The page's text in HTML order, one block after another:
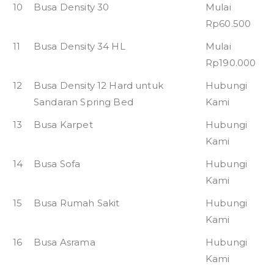
10
Busa Density 30
Mulai
Rp60.500
11
Busa Density 34 HL
Mulai
Rp190.000
12
Busa Density 12 Hard untuk
Sandaran Spring Bed
Hubungi
Kami
13
Busa Karpet
Hubungi
Kami
14
Busa Sofa
Hubungi
Kami
15
Busa Rumah Sakit
Hubungi
Kami
16
Busa Asrama
Hubungi
Kami